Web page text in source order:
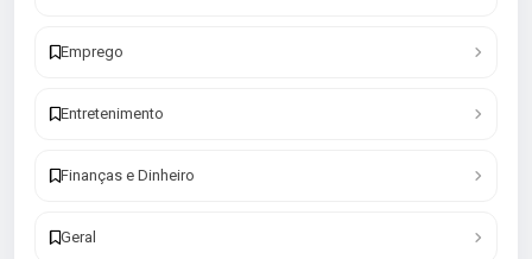
Emprego
Entretenimento
Finanças e Dinheiro
Geral